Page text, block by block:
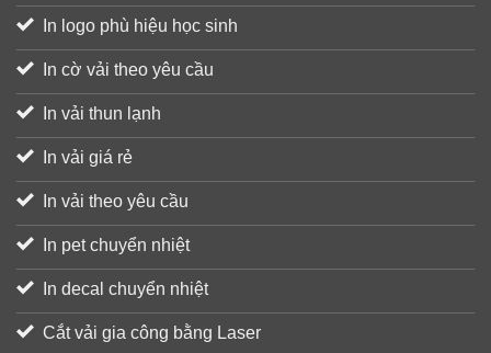
In logo phù hiệu học sinh
In cờ vải theo yêu cầu
In vải thun lạnh
In vải giá rẻ
In vải theo yêu cầu
In pet chuyển nhiệt
In decal chuyển nhiệt
Cắt vải gia công bằng Laser